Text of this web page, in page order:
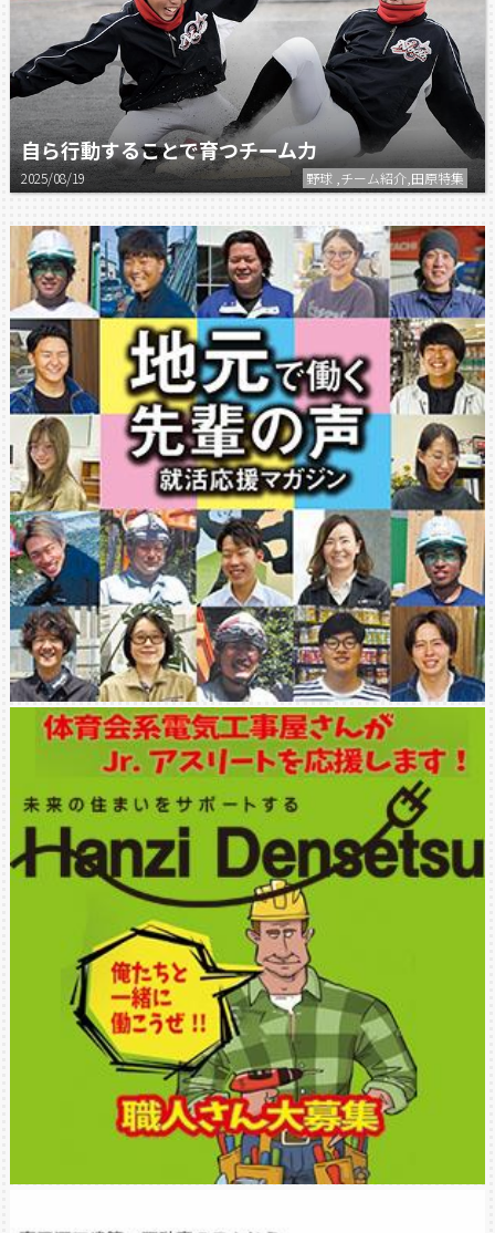
自ら行動することで育つチーム力
2025/08/19 野球 ,チーム紹介,田原特集